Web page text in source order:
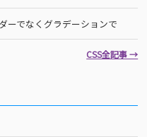
ーでなくグラデーションで
CSS全記事 →